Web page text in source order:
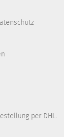
per DHL.